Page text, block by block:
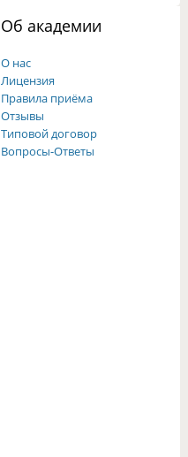
Об академии
О нас
Лицензия
Правила приёма
Отзывы
Типовой договор
Вопросы-Ответы